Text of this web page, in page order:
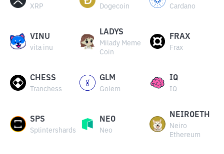
XRP Dogecoin Cardano
VINU
vita inu
LADYS
Milady Meme
Coin
FRAX
Frax
CHESS
Tranchess
GLM
Golem
IQ
IQ
SPS
Splintershards
NEO
Neo
NEIROETH
Neiro
Ethereum